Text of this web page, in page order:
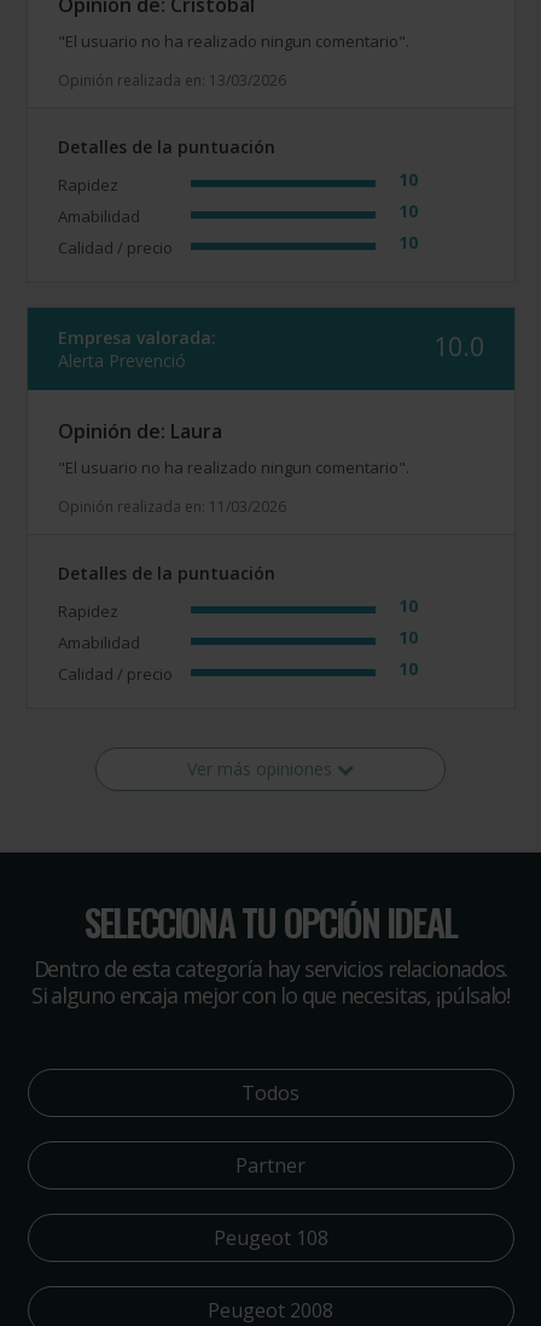
"El usuario no ha realizado ningun comentario".
Opinión realizada en: 13/03/2026
Detalles de la puntuación
Rapidez 10
Amabilidad 10
Calidad / precio 10
Empresa valorada:
Alerta Prevenció
10.0
Opinión de: Laura
"El usuario no ha realizado ningun comentario".
Opinión realizada en: 11/03/2026
Detalles de la puntuación
Rapidez 10
Amabilidad 10
Calidad / precio 10
Ver más opiniones
SELECCIONA TU OPCIÓN IDEAL
Dentro de esta categoría hay servicios relacionados.
Si alguno encaja mejor con lo que necesitas, ¡púlsalo!
Todos
Partner
Peugeot 108
Peugeot 2008